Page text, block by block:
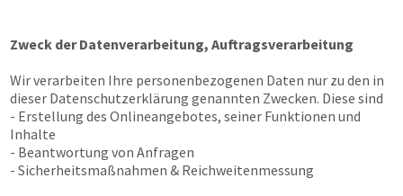
Zweck der Datenverarbeitung, Auftragsverarbeitung
Wir verarbeiten Ihre personenbezogenen Daten nur zu den in
dieser Datenschutzerklärung genannten Zwecken. Diese sind
- Erstellung des Onlineangebotes, seiner Funktionen und
Inhalte
- Beantwortung von Anfragen
- Sicherheitsmaßnahmen & Reichweitenmessung